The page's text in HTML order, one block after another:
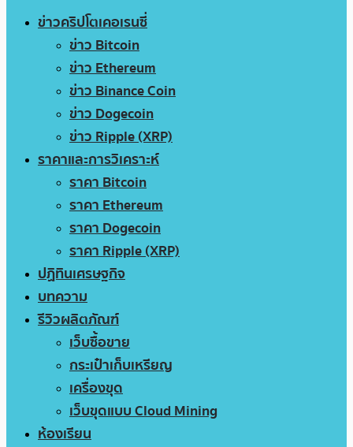
ข่าวคริปโตเคอเรนซี่
ข่าว Bitcoin
ข่าว Ethereum
ข่าว Binance Coin
ข่าว Dogecoin
ข่าว Ripple (XRP)
ราคาและการวิเคราะห์
ราคา Bitcoin
ราคา Ethereum
ราคา Dogecoin
ราคา Ripple (XRP)
ปฏิทินเศรษฐกิจ
บทความ
รีวิวผลิตภัณฑ์
เว็บซื้อขาย
กระเป๋าเก็บเหรียญ
เครื่องขุด
เว็บขุดแบบ Cloud Mining
ห้องเรียน